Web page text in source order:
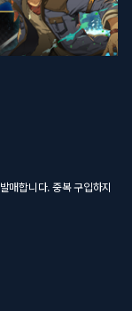
매합니다. 중복 구입하지